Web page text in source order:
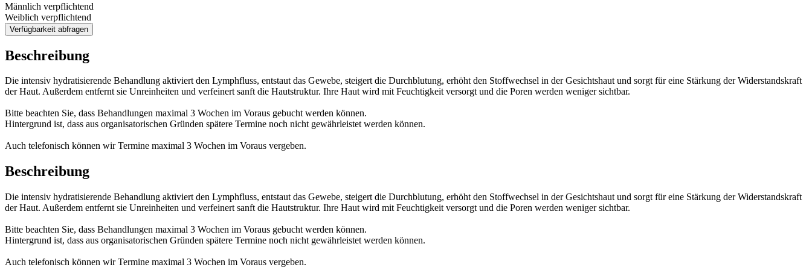
Männlich verpflichtend
Weiblich verpflichtend
Verfügbarkeit abfragen
Beschreibung
Die intensiv hydratisierende Behandlung aktiviert den Lymphfluss, entstaut das Gewebe, steigert die Durchblutung, erhöht den Stoffwechsel in der Gesichtshaut und sorgt für eine Stärkung der Widerstandskraft
der Haut. Außerdem entfernt sie Unreinheiten und verfeinert sanft die Hautstruktur. Ihre Haut wird mit Feuchtigkeit versorgt und die Poren werden weniger sichtbar.
Bitte beachten Sie, dass Behandlungen maximal 3 Wochen im Voraus gebucht werden können.
Hintergrund ist, dass aus organisatorischen Gründen spätere Termine noch nicht gewährleistet werden können.
Auch telefonisch können wir Termine maximal 3 Wochen im Voraus vergeben.
Beschreibung
Die intensiv hydratisierende Behandlung aktiviert den Lymphfluss, entstaut das Gewebe, steigert die Durchblutung, erhöht den Stoffwechsel in der Gesichtshaut und sorgt für eine Stärkung der Widerstandskraft
der Haut. Außerdem entfernt sie Unreinheiten und verfeinert sanft die Hautstruktur. Ihre Haut wird mit Feuchtigkeit versorgt und die Poren werden weniger sichtbar.
Bitte beachten Sie, dass Behandlungen maximal 3 Wochen im Voraus gebucht werden können.
Hintergrund ist, dass aus organisatorischen Gründen spätere Termine noch nicht gewährleistet werden können.
Auch telefonisch können wir Termine maximal 3 Wochen im Voraus vergeben.